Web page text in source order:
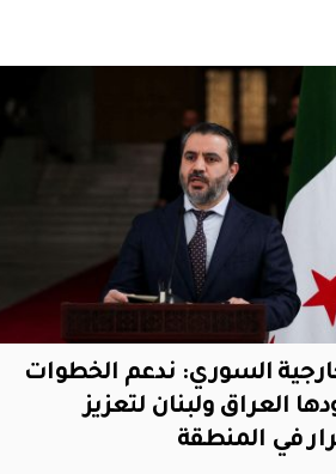
السوري: ندعم الخطوات
العراق ولبنان لتعزيز
في المنطقة